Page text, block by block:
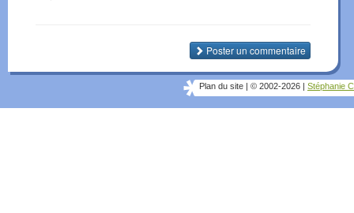
Poster un commentaire
Plan du site | © 2002-2026 | Stéphanie C